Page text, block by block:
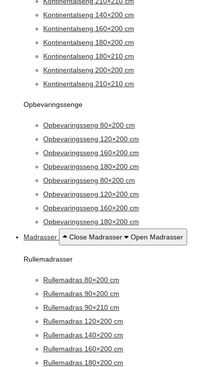
Kontinentalseng 140×200 cm
Kontinentalseng 160×200 cm
Kontinentalseng 180×200 cm
Kontinentalseng 180×210 cm
Kontinentalseng 200×200 cm
Kontinentalseng 210×210 cm
Opbevaringssenge
Opbevaringsseng 80×200 cm
Opbevaringsseng 120×200 cm
Opbevaringsseng 160×200 cm
Opbevaringsseng 180×200 cm
Opbevaringsseng 80×200 cm
Opbevaringsseng 120×200 cm
Opbevaringsseng 160×200 cm
Opbevaringsseng 180×200 cm
Madrasser
Close Madrasser Open Madrasser
Rullemadrasser
Rullemadras 80×200 cm
Rullemadras 90×200 cm
Rullemadras 90×210 cm
Rullemadras 120×200 cm
Rullemadras 140×200 cm
Rullemadras 160×200 cm
Rullemadras 180×200 cm